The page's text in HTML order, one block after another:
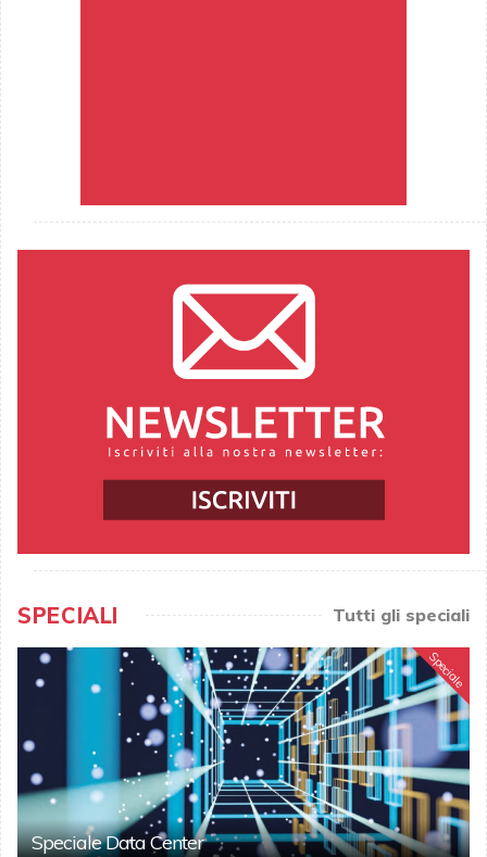
SPECIALI Tutti gli speciali
Speciale
Speciale Data Center